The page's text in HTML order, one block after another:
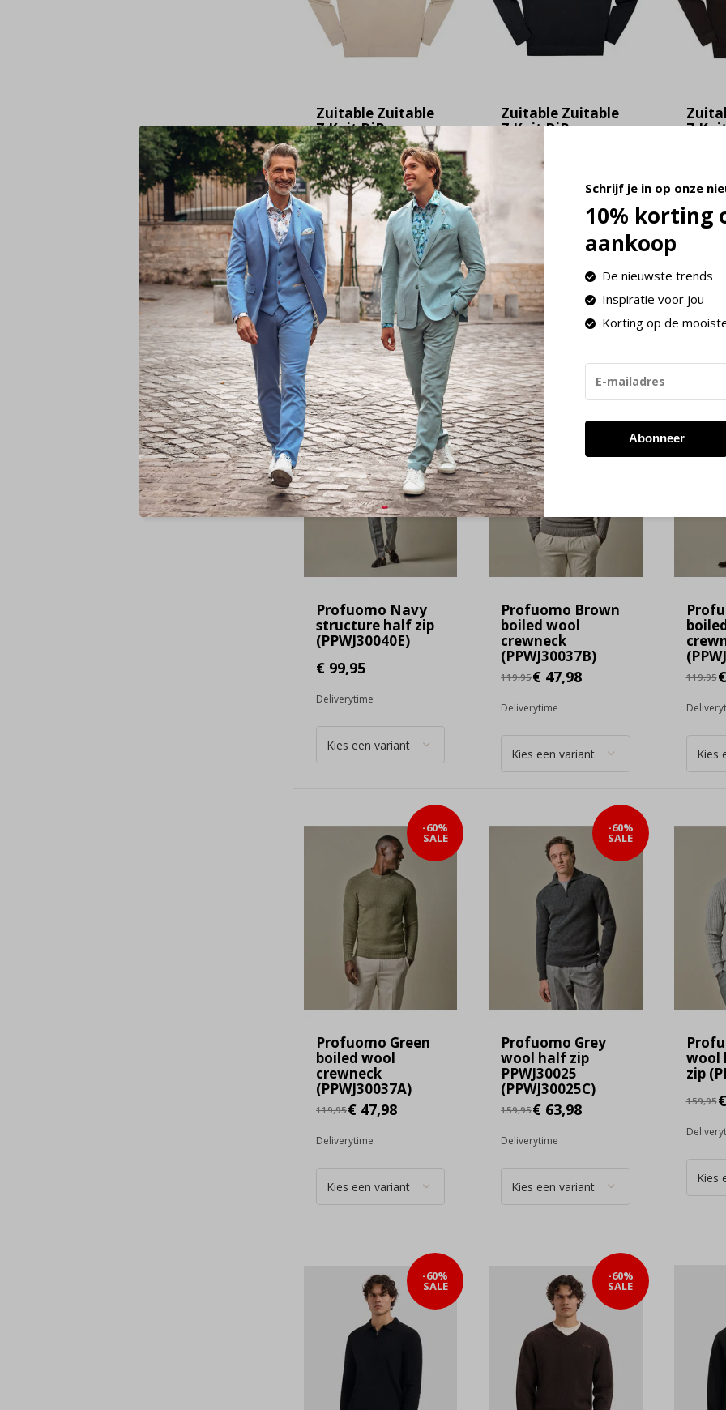
Zuitable Zuitable
Z Knit DiRyan
beige (408 - 220)
69,90€ 27,96
Deliverytime
Zuitable Zuitable
Z Knit DiRyan
€ 27,96
Deliverytime
Z
€
Voor 23:59 besteld, de volgende werkdag in huis! Retourneren
Profuomo Navy
structure half zip
(PPWJ30040E)
€ 99,95
Deliverytime
Profuomo Brown
boiled wool
crewneck
(PPWJ30037B)
SALE
119,95€ 47,98
Deliverytime
119,95€
Profuomo Green
boiled wool
crewneck
(PPWJ30037A)
-60%
SALE
119,95€ 47,98
Deliverytime
Profuomo Grey
wool half zip
PPWJ30025
(PPWJ30025C)
-60%
SALE
159,95€ 63,98
Deliverytime
wool
zip
159,95€
-60%
SALE
-60%
SALE
Schrijf je in op onze
10% korting
aankoop
De nieuwste trends
Inspiratie voor jou
Korting op de
Abonneer